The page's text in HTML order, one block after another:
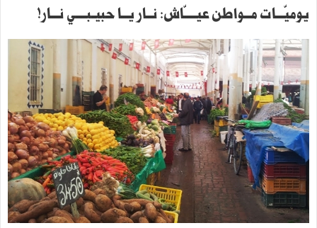
يوميّــــات‭ ‬مـــواطن‭ ‬عيــــــّاش: نـــار‭ ‬يـــا‭ ‬حبيــبـــــي‭ ‬نــــار‭!‬